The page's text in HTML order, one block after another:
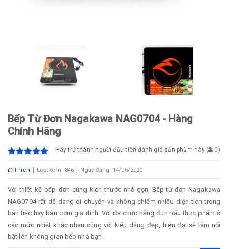
Bếp Từ Đơn Nagakawa NAG0704 - Hàng
Chính Hãng
Hãy trở thành người đầu tiên đánh giá sản phẩm này ( 0)
Thích Lượt xem: 846 Ngày đăng: 14/06/2020
Với thiết kế bếp đơn cùng kích thước nhỏ gọn, Bếp từ đơn Nagakawa
NAG0704 rất dễ dàng di chuyển và không chiếm nhiều diện tích trong
bàn tiệc hay bàn cơm gia đình. Với đa chức năng đun nấu thực phẩm ở
các mức nhiệt khác nhau cùng với kiểu dáng đẹp, hiện đại sẽ làm nổi
bật lên không gian bếp nhà bạn.